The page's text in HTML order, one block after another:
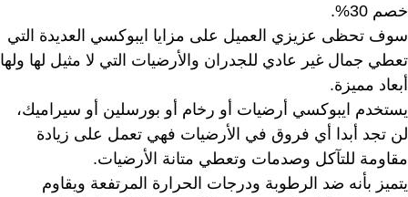
خصم 30%.
سوف تحظى عزيزي العميل على مزايا ايبوكسي العديدة التي
تعطي جمال غير عادي للجدران والأرضيات التي لا مثيل لها ولها
أبعاد مميزة.
يستخدم ايبوكسي أرضيات أو رخام أو بورسلين أو سيراميك،
لن تجد أبدا أي فروق في الأرضيات فهي تعمل على زيادة
مقاومة للتآكل وصدمات وتعطي متانة الأرضيات.
يتميز بأنه ضد الرطوبة ودرجات الحرارة المرتفعة ويقاوم